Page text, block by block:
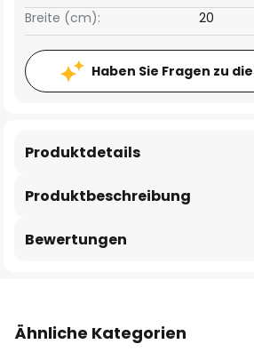
Breite (cm): 20
Haben Sie Fragen zu
Produktbeschreibung
Produktdetails
Bewertungen
Ähnliche Kategorien